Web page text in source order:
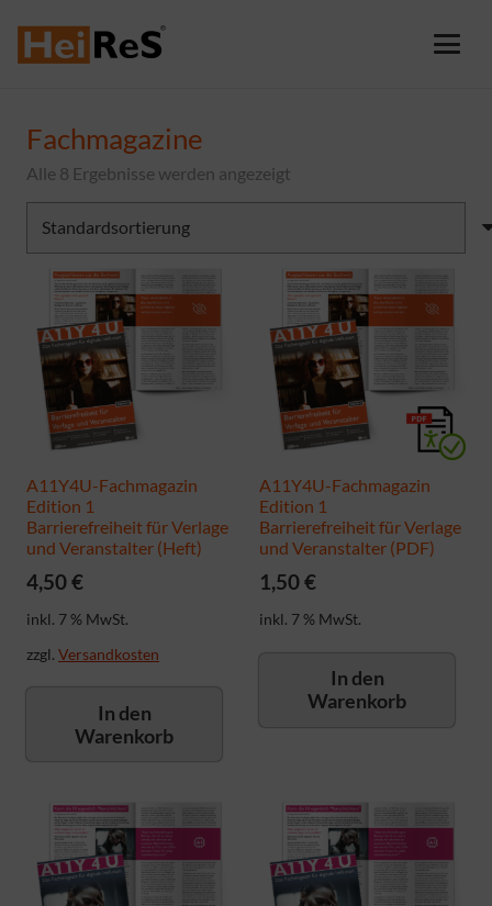
Fachmagazine
Alle 8 Ergebnisse werden angezeigt
A11Y4U-Fachmagazin
Edition 1
Barrierefreiheit für Verlage
und Veranstalter (Heft)
4,50€
inkl. 7 % MwSt.
zzgl. Versandkosten
In den
Warenkorb
A11Y4U-Fachmagazin
Edition 1
Barrierefreiheit für Verlage
und Veranstalter (PDF)
1,50€
inkl. 7 % MwSt.
In den
Warenkorb